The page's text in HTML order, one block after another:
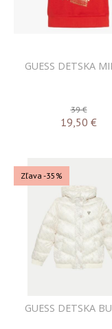
GUESS DETSKA
39 €
19,50 €
Zľava -35%
GUESS DETSKA